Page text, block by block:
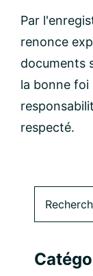
Par
renonce
documents
la bonne
respecté.
Barre
dans
Web